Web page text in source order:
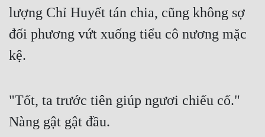
lượng Chỉ Huyết tán chia, cũng không sợ
đối phương vứt xuống tiểu cô nương mặc
kệ.
"Tốt, ta trước tiên giúp ngươi chiếu cố."
Nàng gật gật đầu.